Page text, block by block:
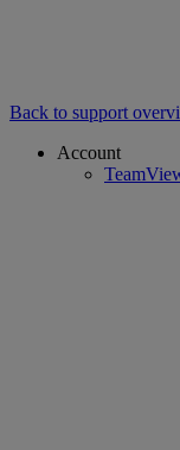
Back to support
Account